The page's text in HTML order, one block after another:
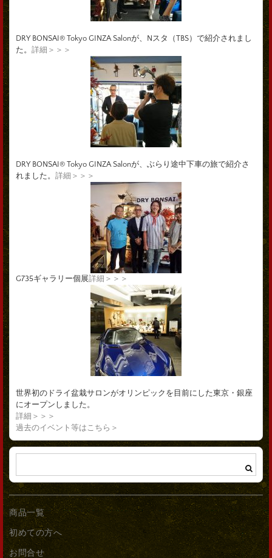
DRY BONSAI® Tokyo GINZA Salonが、Nスタ（TBS）で紹介されまし
た。 詳細＞＞＞
DRY BONSAI® Tokyo GINZA Salonが、ぶらり途中下車の旅で紹介さ
れました。 詳細＞＞＞
G735ギャラリー個展詳細＞＞＞
世界初のドライ盆栽サロンがオリンピックを目前にした東京・銀座
にオープンしました。
詳細＞＞＞
過去のイベント等はこちら＞
商品一覧
初めての方へ
お問合せ